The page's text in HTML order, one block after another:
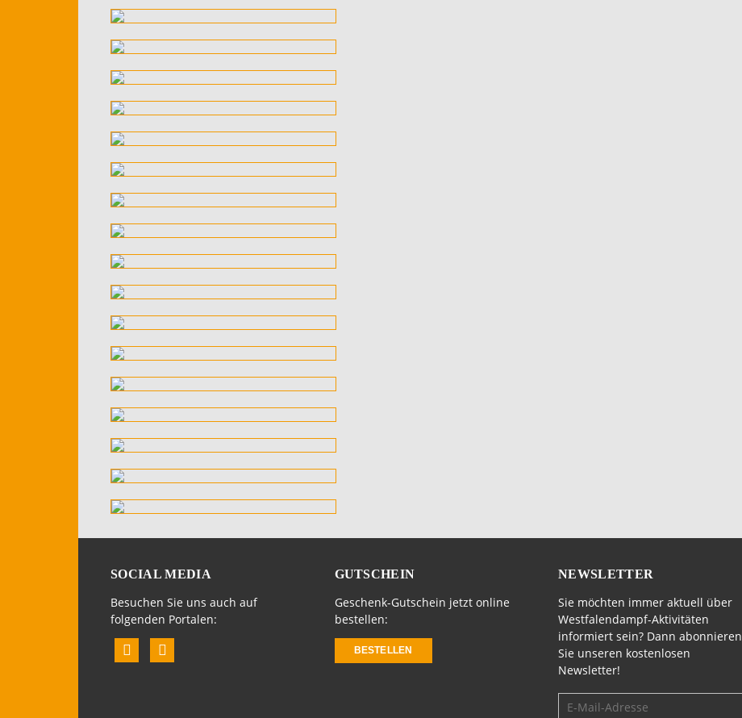
SOCIAL MEDIA
Besuchen Sie uns auch auf
folgenden Portalen:
GUTSCHEIN
Geschenk-Gutschein jetzt online
bestellen:
BESTELLEN
NEWSLETTER
Sie möchten immer aktuell über
Westfalendampf-Aktivitäten
informiert sein? Dann abonnieren
Sie unseren kostenlosen
Newsletter!